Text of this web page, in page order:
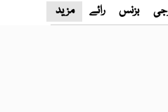
بزنس رائے مزید